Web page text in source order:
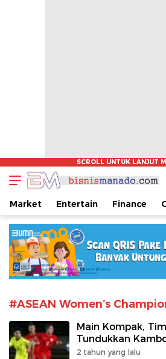
www.bisnismanado.com
Berita Bisnis Sulawesi Utara
Market Entertain Finance
#ASEAN Women’s
Main Kompak,
Tundukkan
2 tahun yang lalu